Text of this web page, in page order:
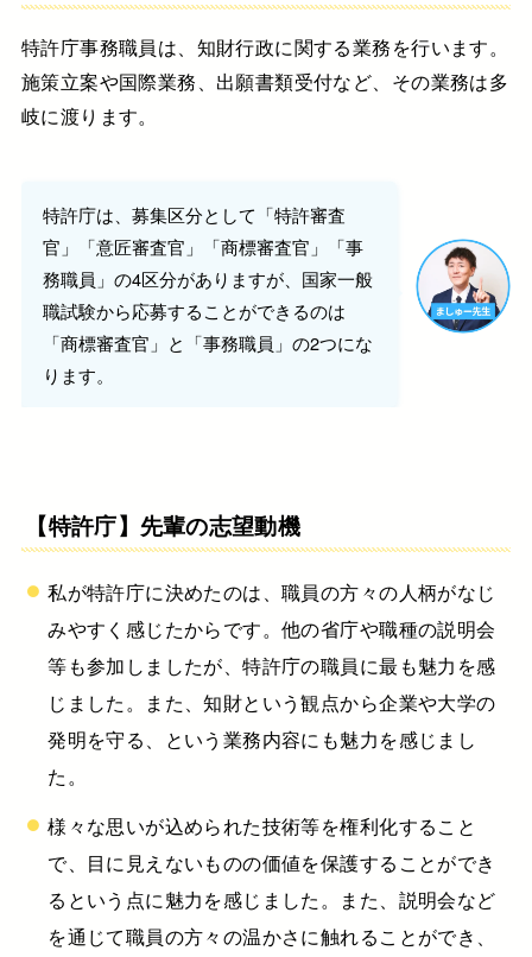
特許庁事務職員は、知財行政に関する業務を行います。
施策立案や国際業務、出願書類受付など、その業務は多
岐に渡ります。
特許庁は、募集区分として「特許審査
官」「意匠審査官」「商標審査官」「事
務職員」の4区分がありますが、国家一般
職試験から応募することができるのは
「商標審査官」と「事務職員」の2つにな
ります。
【特許庁】 先輩の志望動機
私が特許庁に決めたのは、職員の方々の人柄がなじ
みやすく感じたからです。他の省庁や職種の説明会
等も参加しましたが、特許庁の職員に最も魅力を感
じました。また、知財という観点から企業や大学の
発明を守る、という業務内容にも魅力を感じまし
た。
様々な思いが込められた技術等を権利化すること
で、目に見えないものの価値を保護することができ
るという点に魅力を感じました。また、説明会など
を通じて職員の方々の温かさに触れることができ、